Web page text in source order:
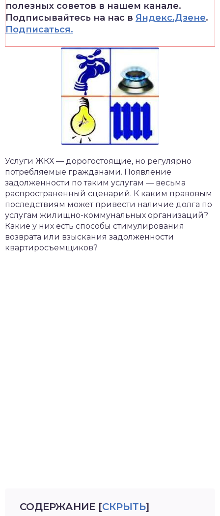
полезных советов в нашем канале.
Подписывайтесь на нас в Яндекс.Дзене.
Подписаться.
Услуги ЖКХ — дорогостоящие, но регулярно
потребляемые гражданами. Появление
задолженности по таким услугам — весьма
распространенный сценарий. К каким правовым
последствиям может привести наличие долга по
услугам жилищно-коммунальных организаций?
Какие у них есть способы стимулирования
возврата или взыскания задолженности
квартиросъемщиков?
СОДЕРЖАНИЕ [СКРЫТЬ]